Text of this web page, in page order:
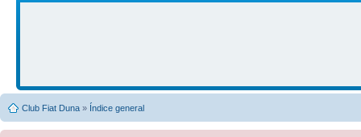
Club Fiat Duna » Índice general